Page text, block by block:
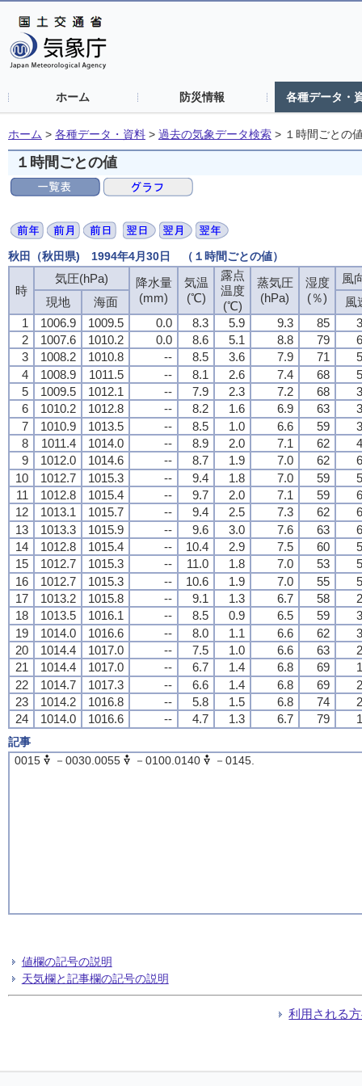
ホーム 防災情報 各種データ・
ホーム > 各種データ・資料 > 過去の気象データ検索 > １時間ごとの
１時間ごとの値
秋田（秋田県) 1994年4月30日 （１時間ごとの値）
時
気圧(hPa)
降水量
(mm)
気温
(℃)
露点
温度
(℃)
蒸気圧
(hPa)
湿度
(％)
風
現地
海面
風
1
1006.9 1009.5 0.0 8.3 5.9 9.3 85
2
1007.6 1010.2 0.0 8.6 5.1 8.8 79
3
1008.2 1010.8 -- 8.5 3.6 7.9 71
4
1008.9 1011.5 -- 8.1 2.6 7.4 68
5
1009.5 1012.1 -- 7.9 2.3 7.2 68
6
1010.2 1012.8 -- 8.2 1.6 6.9 63
7
1010.9 1013.5 -- 8.5 1.0 6.6 59
8
1011.4 1014.0 -- 8.9 2.0 7.1 62
9
1012.0 1014.6 -- 8.7 1.9 7.0 62
10
1012.7 1015.3 -- 9.4 1.8 7.0 59
11
1012.8 1015.4 -- 9.7 2.0 7.1 59
12
1013.1 1015.7 -- 9.4 2.5 7.3 62
13
1013.3 1015.9 -- 9.6 3.0 7.6 63
14
1012.8 1015.4 -- 10.4 2.9 7.5 60
15
1012.7 1015.3 -- 11.0 1.8 7.0 53
16
1012.7 1015.3 -- 10.6 1.9 7.0 55
17
1013.2 1015.8 -- 9.1 1.3 6.7 58
18
1013.5 1016.1 -- 8.5 0.9 6.5 59
19
1014.0 1016.6 -- 8.0 1.1 6.6 62
20
1014.4 1017.0 -- 7.5 1.0 6.6 63
21
1014.4 1017.0 -- 6.7 1.4 6.8 69
22
1014.7 1017.3 -- 6.6 1.4 6.8 69
23
1014.2 1016.8 -- 5.8 1.5 6.8 74
24
1014.0 1016.6 -- 4.7 1.3 6.7 79
記事
0015
－0030.0055 －0100.0140 －0145.
値欄の記号の説明
天気欄と記事欄の記号の説明
利用される